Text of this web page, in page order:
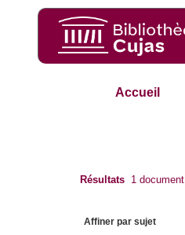
Accueil
Résultats 1 document
Affiner par sujet